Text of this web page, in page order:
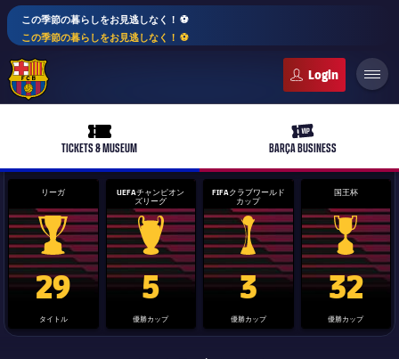
この季節の暮らしをお見逃しなく！ ⚽️
この季節の暮らしをお見逃しなく！ ⚽️
ticket-full
TICKETS & MUSEUM
ticket-vip
BARÇA BUSINESS
PLUSICON
LABEL.ARIA.PLUS
トップチーム
女子サッカー
plusicon
label.aria.plus
リーガ
La Liga trophy
29
タイトル
UEFAチャンピオン
ズリーグ
Champions League trophy
5
優勝カップ
FIFAクラブワールド
カップ
label.aria.clubworldcup
3
優勝カップ
国王杯
国王杯
32
優勝カップ